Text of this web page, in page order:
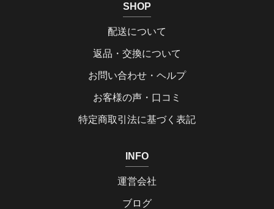
SHOP
配送について
返品・交換について
お問い合わせ・ヘルプ
お客様の声・口コミ
特定商取引法に基づく表記
INFO
運営会社
ブログ